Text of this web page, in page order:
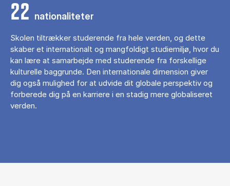
22 nationaliteter
Skolen tiltrækker studerende fra hele verden, og dette
skaber et internationalt og mangfoldigt studiemiljø, hvor du
kan lære at samarbejde med studerende fra forskellige
kulturelle baggrunde. Den internationale dimension giver
dig også mulighed for at udvide dit globale perspektiv og
forberede dig på en karriere i en stadig mere globaliseret
verden.